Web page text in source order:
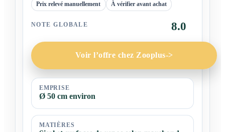
Prix relevé manuellement À vérifier avant achat
NOTE GLOBALE 8.0
Voir l’offre chez Zooplus->
EMPRISE
Ø 50 cm environ
MATIÈRES